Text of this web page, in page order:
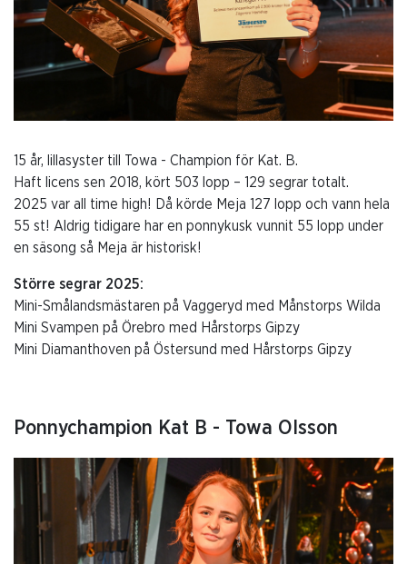
15 år, lillasyster till Towa - Champion för Kat. B.
Haft licens sen 2018, kört 503 lopp – 129 segrar totalt.
2025 var all time high! Då körde Meja 127 lopp och vann hela
55 st! Aldrig tidigare har en ponnykusk vunnit 55 lopp under
en säsong så Meja är historisk!
Större segrar 2025:
Mini-Smålandsmästaren på Vaggeryd med Månstorps Wilda
Mini Svampen på Örebro med Hårstorps Gipzy
Mini Diamanthoven på Östersund med Hårstorps Gipzy
Ponnychampion Kat B - Towa Olsson